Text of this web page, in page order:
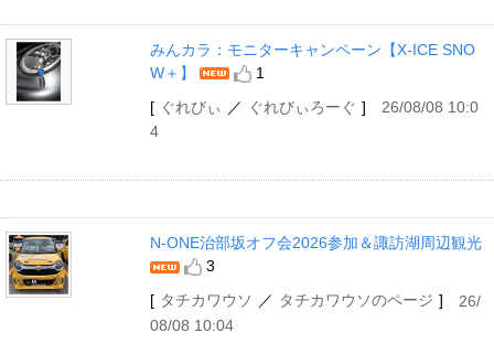
みんカラ：モニターキャンペーン【X-ICE SNO
W＋】
1
[ ぐれびぃ ／ ぐれびぃろーぐ ]
26/08/08 10:0
4
N-ONE治部坂オフ会2026参加＆諏訪湖周辺観光
3
[ タチカワウソ ／ タチカワウソのページ ]
26/
08/08 10:04